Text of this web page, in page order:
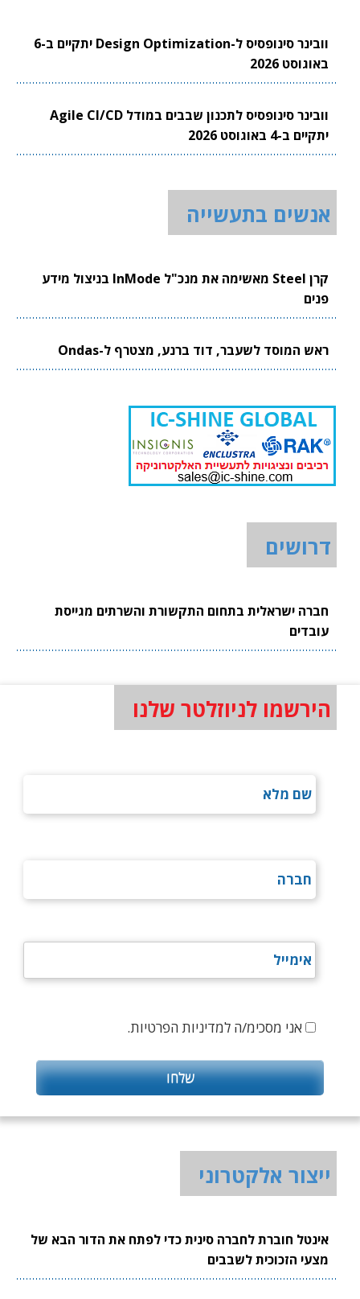
וובינר סינופסיס ל-Design Optimization יתקיים ב-6
באוגוסט 2026
וובינר סינופסיס לתכנון שבבים במודל Agile CI/CD
יתקיים ב-4 באוגוסט 2026
אנשים בתעשייה
קרן Steel מאשימה את מנכ"ל InMode בניצול מידע
פנים
ראש המוסד לשעבר, דוד ברנע, מצטרף ל-Ondas
דרושים
חברה ישראלית בתחום התקשורת והשרתים מגייסת
עובדים
הירשמו לניוזלטר שלנו
אני מסכימ/ה למדיניות הפרטיות.
ייצור אלקטרוני
אינטל חוברת לחברה סינית כדי לפתח את הדור הבא של
מצעי הזכוכית לשבבים